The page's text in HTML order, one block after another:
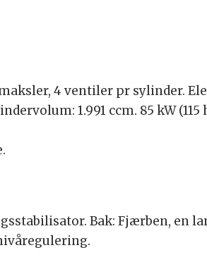
4 ventiler pr sylinder.
1.991 ccm. 85 kW
Bak: Fjærben, en